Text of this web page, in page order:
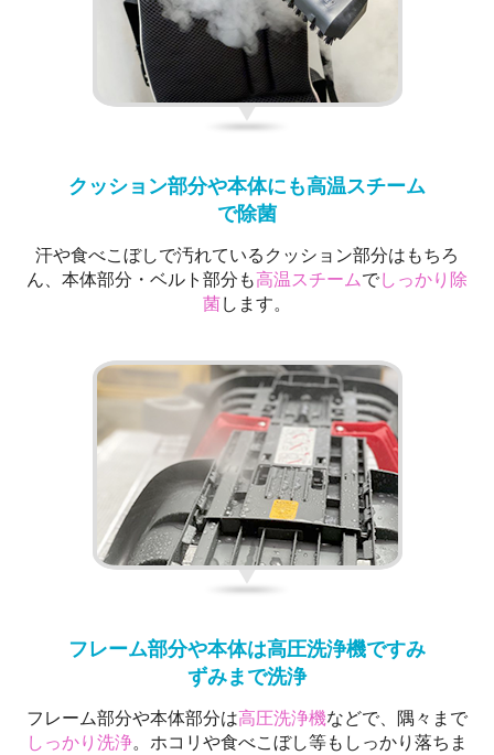
クッション部分や本体にも高温スチーム
で除菌
汗や食べこぼしで汚れているクッション部分はもちろ
ん、本体部分・ベルト部分も高温スチームでしっかり除
菌します。
フレーム部分や本体は高圧洗浄機ですみ
ずみまで洗浄
フレーム部分や本体部分は高圧洗浄機などで、隅々まで
しっかり洗浄。ホコリや食べこぼし等もしっかり落ちま